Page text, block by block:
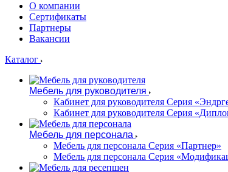
О компании
Сертификаты
Партнеры
Вакансии
Каталог
Мебель для руководителя
Кабинет для руководителя Серия
Кабинет для руководителя Серия
Мебель для персонала
Мебель для персонала Серия «Партнер»
Мебель для персонала Серия